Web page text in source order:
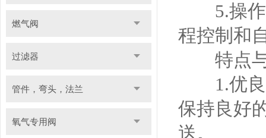
燃气阀
过滤器
管件，弯头，法兰
氧气专用阀
5.操作
程控制和
特点与
1.优良
保持良好
送。